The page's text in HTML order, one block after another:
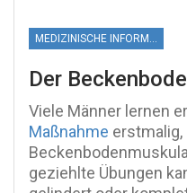
MEDIZINISCHE INFORMATIONEN
Der
Viele Männer lernen
Maßnahme erstmalig,
geziehlte Übungen